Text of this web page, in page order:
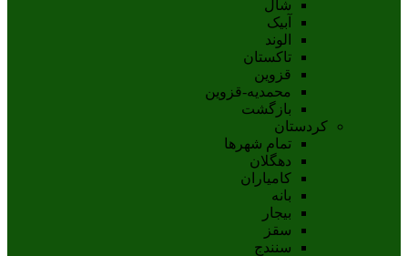
شال
آبيک
الوند
تاکستان
قزوين
محمديه-قزوين
بازگشت
کردستان
تمام شهر‌ها
دهگلان
کامیاران
بانه
بيجار
سقز
سنندج